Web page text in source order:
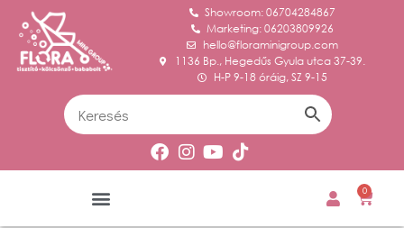
Showroom: 06704284867
Marketing: 06203809926
hello@floraminigroup.com
1136 Bp., Hegedűs Gyula utca 37-39.
H-P 9-18 óráig, SZ 9-15
0